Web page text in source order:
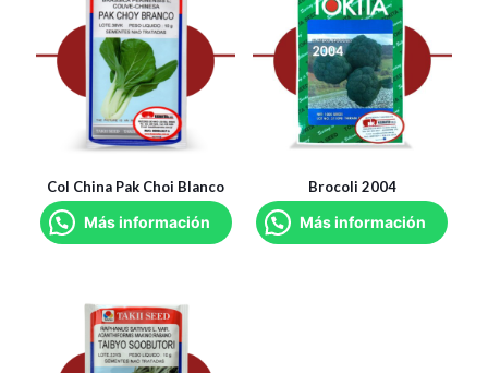
Col China Pak Choi Blanco
Más información
Brocoli 2004
Más información